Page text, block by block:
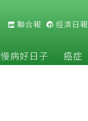
聯合報 經濟日報
慢病好日子 癌症